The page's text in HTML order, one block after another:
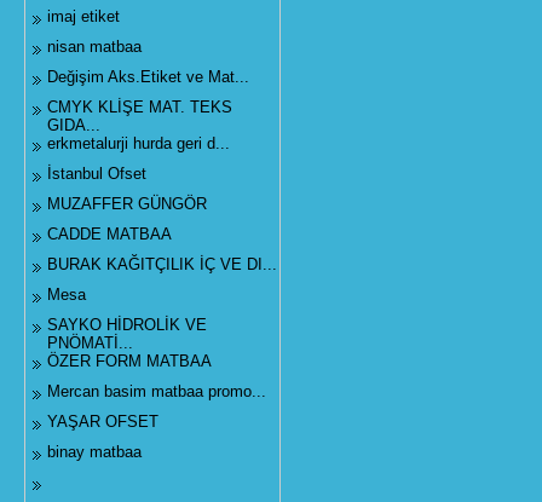
imaj etiket
nisan matbaa
Değişim Aks.Etiket ve Mat...
CMYK KLİŞE MAT. TEKS
GIDA...
erkmetalurji hurda geri d...
İstanbul Ofset
MUZAFFER GÜNGÖR
CADDE MATBAA
BURAK KAĞITÇILIK İÇ VE DI...
Mesa
SAYKO HİDROLİK VE
PNÖMATİ...
ÖZER FORM MATBAA
Mercan basim matbaa promo...
YAŞAR OFSET
binay matbaa